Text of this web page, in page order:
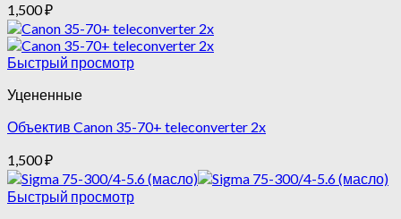
1,500₽
Быстрый просмотр
Уцененные
Объектив Canon 35-70+ teleconverter 2x
1,500₽
Быстрый просмотр